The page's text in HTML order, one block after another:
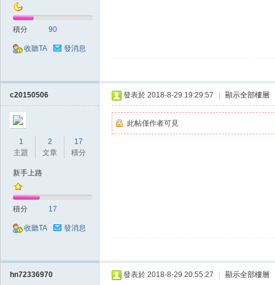
積分 90
收聽TA 發消息
c20150506
1
主題
2
文章
17
積分
新手上路
積分 17
收聽TA 發消息
發表於 2018-8-29 19:29:57 顯示全部樓層
此帖僅作者可見
hn72336970 發表於 2018-8-29 20:55:27 顯示全部樓層